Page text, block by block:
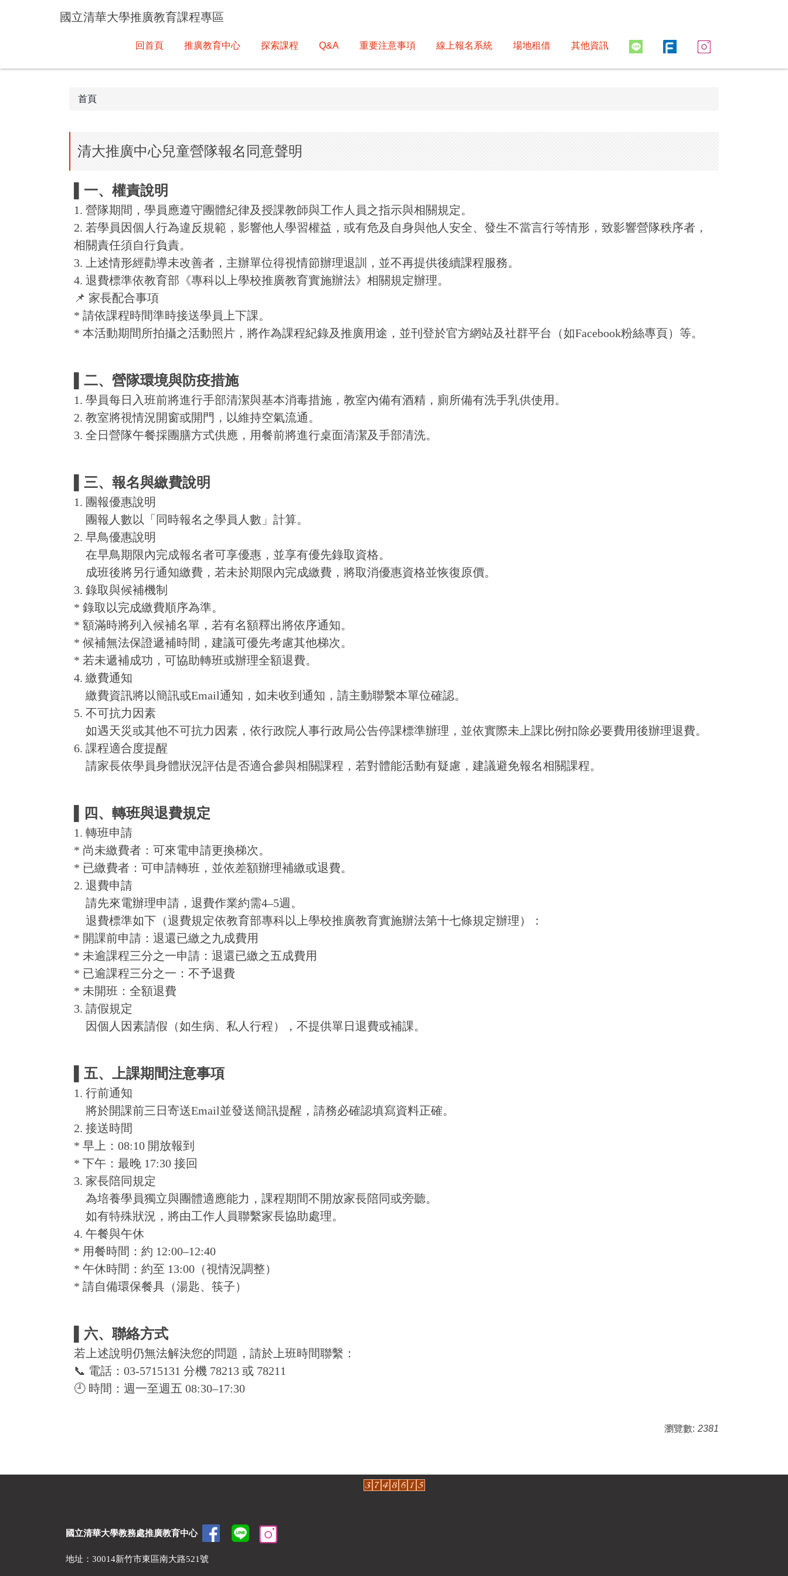
國立清華大學推廣教育課程專區
回首頁 推廣教育中心 探索課程 Q&A 重要注意事項 線上報名系統 場地租借 其他資訊
首頁
清大推廣中心兒童營隊報名同意聲明
▌一、權責說明
1. 營隊期間，學員應遵守團體紀律及授課教師與工作人員之指示與相關規定。
2. 若學員因個人行為違反規範，影響他人學習權益，或有危及自身與他人安全、發生不當言行等情形，致影響營隊秩序者，
相關責任須自行負責。
3. 上述情形經勸導未改善者，主辦單位得視情節辦理退訓，並不再提供後續課程服務。
4. 退費標準依教育部《專科以上學校推廣教育實施辦法》相關規定辦理。
📌 家長配合事項
* 請依課程時間準時接送學員上下課。
* 本活動期間所拍攝之活動照片，將作為課程紀錄及推廣用途，並刊登於官方網站及社群平台（如Facebook粉絲專頁）等。
▌二、營隊環境與防疫措施
1. 學員每日入班前將進行手部清潔與基本消毒措施，教室內備有酒精，廁所備有洗手乳供使用。
2. 教室將視情況開窗或開門，以維持空氣流通。
3. 全日營隊午餐採團膳方式供應，用餐前將進行桌面清潔及手部清洗。
▌三、報名與繳費說明
1. 團報優惠說明
團報人數以「同時報名之學員人數」計算。
2. 早鳥優惠說明
在早鳥期限內完成報名者可享優惠，並享有優先錄取資格。
成班後將另行通知繳費，若未於期限內完成繳費，將取消優惠資格並恢復原價。
3. 錄取與候補機制
* 錄取以完成繳費順序為準。
* 額滿時將列入候補名單，若有名額釋出將依序通知。
* 候補無法保證遞補時間，建議可優先考慮其他梯次。
* 若未遞補成功，可協助轉班或辦理全額退費。
4. 繳費通知
繳費資訊將以簡訊或Email通知，如未收到通知，請主動聯繫本單位確認。
5. 不可抗力因素
如遇天災或其他不可抗力因素，依行政院人事行政局公告停課標準辦理，並依實際未上課比例扣除必要費用後辦理退費。
6. 課程適合度提醒
請家長依學員身體狀況評估是否適合參與相關課程，若對體能活動有疑慮，建議避免報名相關課程。
▌四、轉班與退費規定
1. 轉班申請
* 尚未繳費者：可來電申請更換梯次。
* 已繳費者：可申請轉班，並依差額辦理補繳或退費。
2. 退費申請
請先來電辦理申請，退費作業約需4–5週。
退費標準如下（退費規定依教育部專科以上學校推廣教育實施辦法第十七條規定辦理）：
* 開課前申請：退還已繳之九成費用
* 未逾課程三分之一申請：退還已繳之五成費用
* 已逾課程三分之一：不予退費
* 未開班：全額退費
3. 請假規定
因個人因素請假（如生病、私人行程），不提供單日退費或補課。
▌五、上課期間注意事項
1. 行前通知
將於開課前三日寄送Email並發送簡訊提醒，請務必確認填寫資料正確。
2. 接送時間
* 早上：08:10 開放報到
* 下午：最晚 17:30 接回
3. 家長陪同規定
為培養學員獨立與團體適應能力，課程期間不開放家長陪同或旁聽。
如有特殊狀況，將由工作人員聯繫家長協助處理。
4. 午餐與午休
* 用餐時間：約 12:00–12:40
* 午休時間：約至 13:00（視情況調整）
* 請自備環保餐具（湯匙、筷子）
▌六、聯絡方式
若上述說明仍無法解決您的問題，請於上班時間聯繫：
📞 電話：03-5715131 分機 78213 或 78211
🕘 時間：週一至週五 08:30–17:30
瀏覽數: 2381
國立清華大學教務處推廣教育中心
地址：30014新竹市東區南大路521號